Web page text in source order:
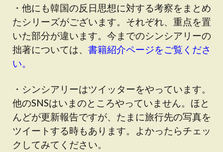
・他にも韓国の反日思想に対する考察をまとめ
たシリーズがございます。それぞれ、重点を置
いた部分が違います。今までのシンシアリーの
拙著については、 書籍紹介ページをご覧くださ
い。
・シンシアリーはツイッターをやっています。
他のSNSはいまのところやっていません。ほと
んどが更新報告ですが、たまに旅行先の写真を
ツイートする時もあります。よかったらチェッ
クしてみてください。